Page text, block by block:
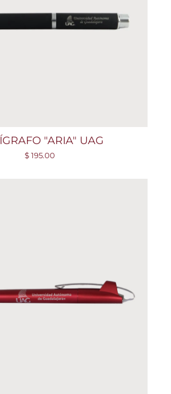
"ARIA" UAG
$ 195.00